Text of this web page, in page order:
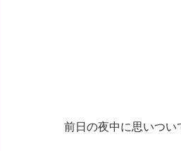
前日の夜中に思いつい